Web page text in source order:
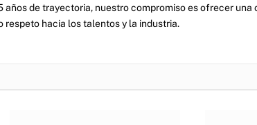
años de trayectoria, nuestro compromiso es ofrecer
respeto hacia los talentos y la industria.